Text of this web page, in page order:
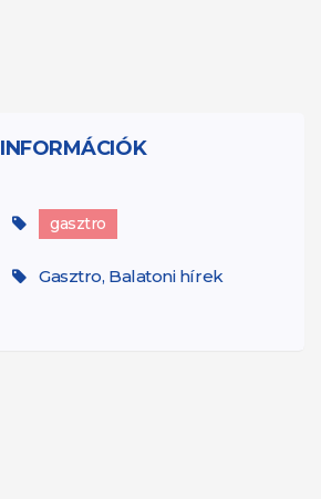
INFORMÁCIÓK
gasztro
Gasztro, Balatoni hírek